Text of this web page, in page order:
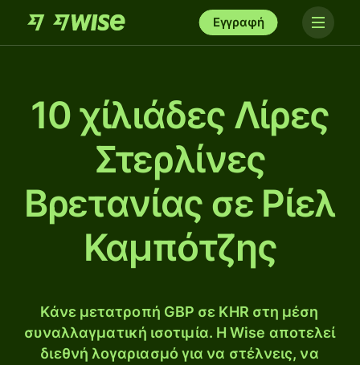
Εγγραφή
10 χίλιάδες Λίρες
Στερλίνες
Βρετανίας σε Ρίελ
Καμπότζης
Κάνε μετατροπή GBP σε KHR στη μέση
συναλλαγματική ισοτιμία. Η Wise αποτελεί
διεθνή λογαριασμό για να στέλνεις, να